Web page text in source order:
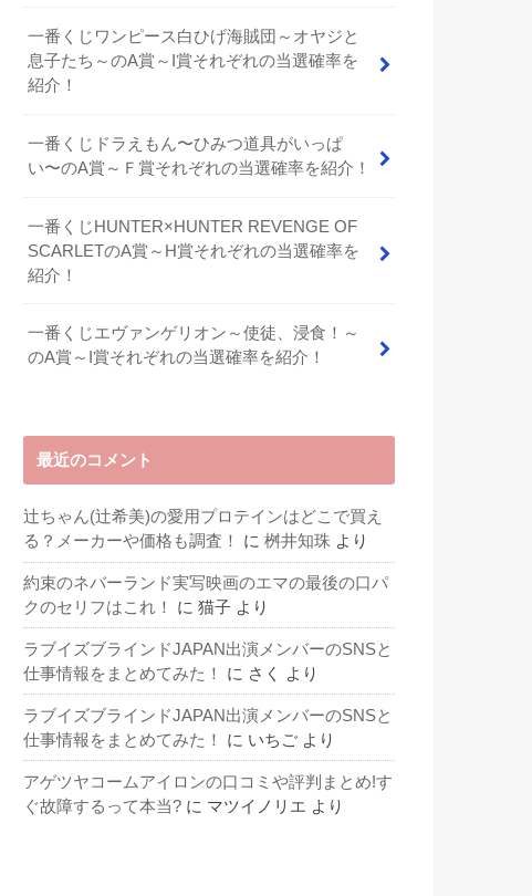
一番くじワンピース白ひげ海賊団～オヤジと
息子たち～のA賞～I賞それぞれの当選確率を
紹介！
⼀番くじドラえもん〜ひみつ道具がいっぱ
い〜のA賞～Ｆ賞それぞれの当選確率を紹介！
一番くじHUNTER×HUNTER REVENGE OF
SCARLETのA賞～H賞それぞれの当選確率を
紹介！
一番くじエヴァンゲリオン～使徒、浸食！～
のA賞～I賞それぞれの当選確率を紹介！
最近のコメント
辻ちゃん(辻希美)の愛用プロテインはどこで買え
る？メーカーや価格も調査！
に 桝井知珠 より
約束のネバーランド実写映画のエマの最後の口パ
クのセリフはこれ！
に 猫子 より
ラブイズブラインドJAPAN出演メンバーのSNSと
仕事情報をまとめてみた！
に さく より
ラブイズブラインドJAPAN出演メンバーのSNSと
仕事情報をまとめてみた！
に いちご より
アゲツヤコームアイロンの口コミや評判まとめ!す
ぐ故障するって本当? に マツイノリエ より